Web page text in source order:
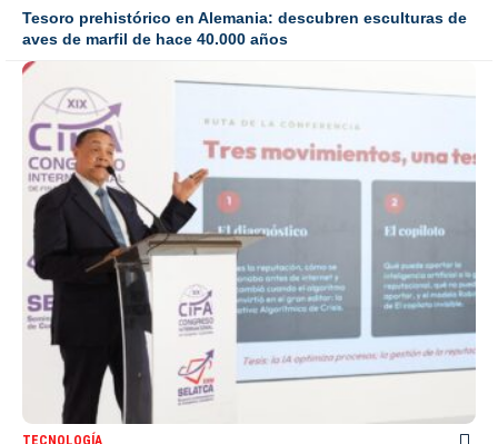
Tesoro prehistórico en Alemania: descubren esculturas de
aves de marfil de hace 40.000 años
TECNOLOGÍA